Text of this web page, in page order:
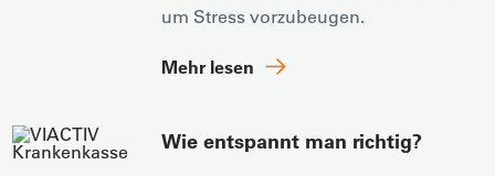
um Stress vorzubeugen.
Mehr lesen
Wie entspannt man richtig?